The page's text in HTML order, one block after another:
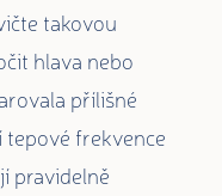
takovou
hlava nebo
přílišné
frekvence
pravidelně